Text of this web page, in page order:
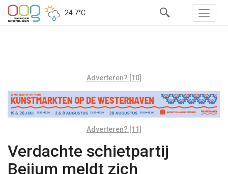
24.7°C
Adverteren? [10]
Adverteren? [11]
Verdachte schietpartij
Beijum meldt zich